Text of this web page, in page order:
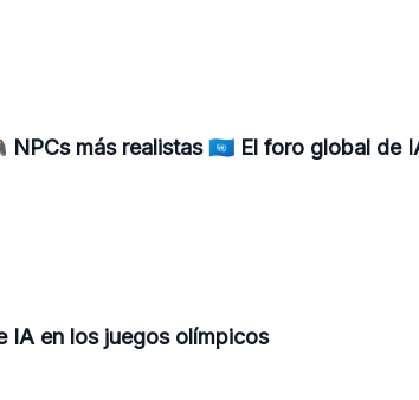
más realistas 🇺🇳 El foro global de
IA en los juegos olímpicos